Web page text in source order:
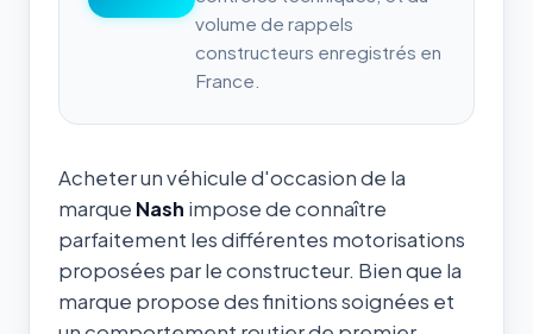
volume de rappels
constructeurs enregistrés en
France.
Acheter un véhicule d'occasion de la
marque Nash impose de connaître
parfaitement les différentes motorisations
proposées par le constructeur. Bien que la
marque propose des finitions soignées et